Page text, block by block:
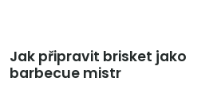
Jak připravit brisket jako
barbecue mistr